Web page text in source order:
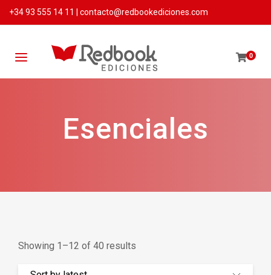
+34 93 555 14 11 contacto@redbookediciones.com
0
Esenciales
Showing 1–12 of 40 results